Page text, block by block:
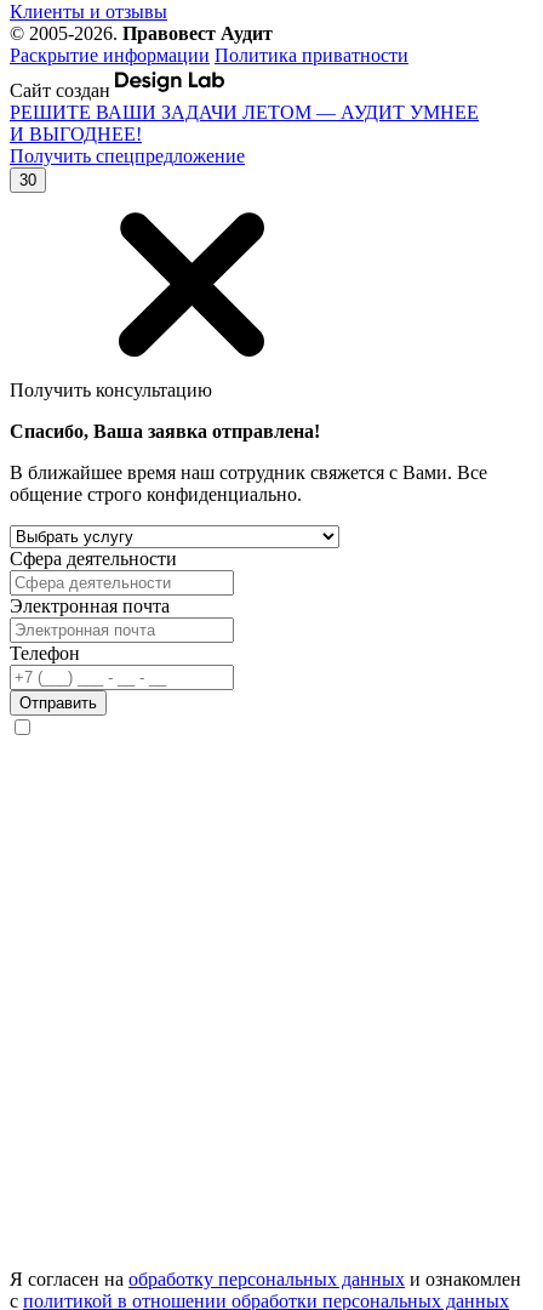
Клиенты и отзывы
© 2005-2026. Правовест Аудит
Раскрытие информации Политика приватности
Сайт создан
РЕШИТЕ ВАШИ ЗАДАЧИ ЛЕТОМ — АУДИТ УМНЕЕ
И ВЫГОДНЕЕ!
Получить спецпредложение
30
Получить консультацию
Спасибо, Ваша заявка отправлена!
В ближайшее время наш сотрудник свяжется с Вами. Все
общение строго конфиденциально.
Сфера деятельности
Электронная почта
Телефон
Отправить
Я согласен на обработку персональных данных и ознакомлен
с политикой в отношении обработки персональных данных